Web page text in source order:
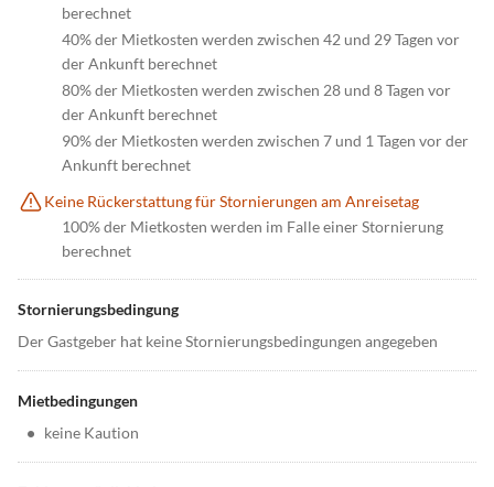
berechnet
40% der Mietkosten werden zwischen 42 und 29 Tagen vor
der Ankunft berechnet
80% der Mietkosten werden zwischen 28 und 8 Tagen vor
der Ankunft berechnet
90% der Mietkosten werden zwischen 7 und 1 Tagen vor der
Ankunft berechnet
Keine Rückerstattung für Stornierungen am Anreisetag
100% der Mietkosten werden im Falle einer Stornierung
berechnet
Stornierungsbedingung
Der Gastgeber hat keine Stornierungsbedingungen angegeben
Mietbedingungen
• keine Kaution